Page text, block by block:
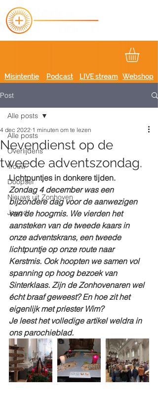
Podcast
Misintentie LIVE stream Webshop
Post
Alle posts
Overlijdens
Trouw
Doopsel
Nieuws uit Zonhoven
Jeugd
Alle posts
Nevendienst op de
tweede adventszondag.
4 dec 2022 1 minuten om te lezen
Lichtpuntjes in donkere tijden.
Zondag 4 december was een
bijzondere dag voor de aanwezigen
van de hoogmis. We vierden het
aansteken van de tweede kaars in
onze adventskrans, een tweede
lichtpuntje op onze route naar
Kerstmis. Ook hoopten we samen vol
spanning op hoog bezoek van
Sinterklaas. Zijn de Zonhovenaren wel
écht braaf geweest? En hoe zit het
eigenlijk met priester Wim?
Je leest het volledige artikel weldra in
ons parochieblad.